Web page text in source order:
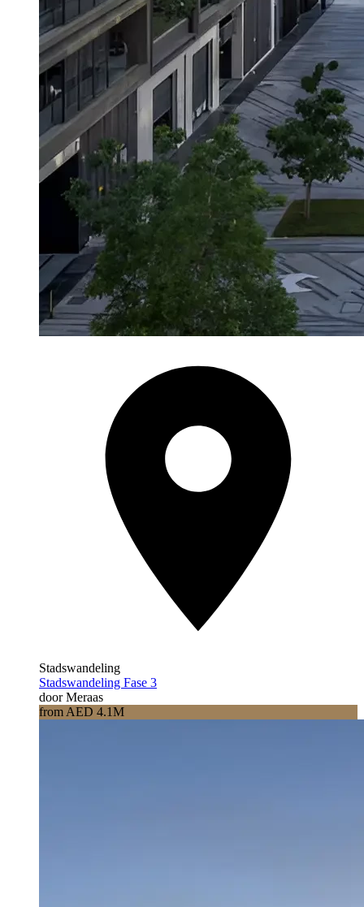
Stadswandeling
Stadswandeling Fase 3
door Meraas
from AED 4.1M